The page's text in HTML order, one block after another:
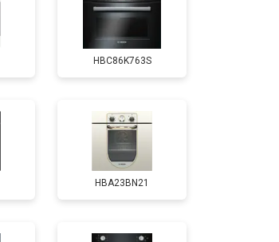
HBC86K763S
HBA23BN21